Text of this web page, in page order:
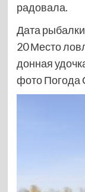
радовала.
Дата
20 Место
донная
фото Погода